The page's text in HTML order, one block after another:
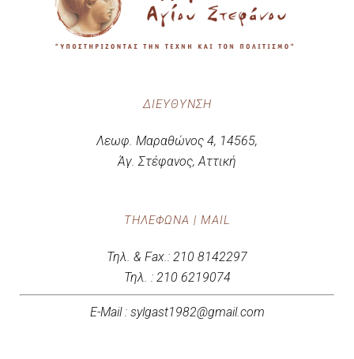
ΔΙΕΎΘΥΝΣΗ
Λεωφ. Μαραθώνος 4, 14565,
Άγ. Στέφανος, Αττική
ΤΗΛΈΦΩΝΑ | MAIL
Τηλ. & Fax.: 210 8142297
Τηλ. : 210 6219074
E-Mail : sylgast1982@gmail.com